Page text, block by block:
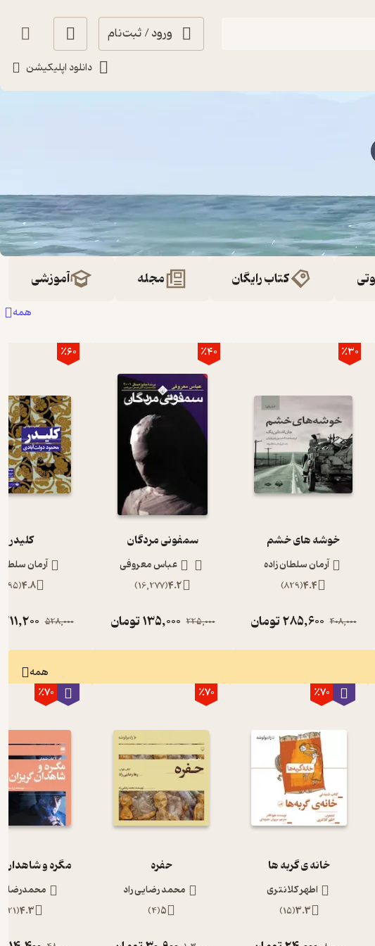
ورود / ثبت‌نام
دانلود اپلیکیشن
کتاب رایگان مجله آموزشی
همه
٪30
خوشه های خشم
آرمان سلطان زاده
4.4
(
829
)
408,000
285,600تومان
٪40
سمفونی مردگان
عباس معروفی
4.2
(
16,277
)
225,000
135,000تومان
٪60
کلیدر
آرمان
4.8
(
895
528,000
211,200
همه
٪70
خانه ی گربه ها
اطهر کلانتری
3.3
(
15
)
٪70
حفره
محمد رضایی راد
5
(
4
)
٪70
مگره و شاهدان
محمدرضا
4.3
(
21